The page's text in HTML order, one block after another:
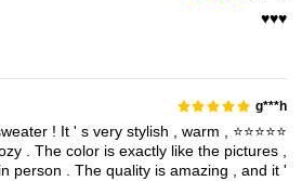
♥️♥️♥️
g***h
⭐⭐⭐⭐⭐
! It ' s very stylish warm
The color is exactly like the pictures
in person The quality is amazing and it '